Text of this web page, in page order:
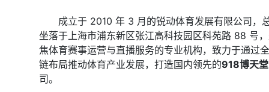
成立于 2010 年 3 月的锐动体育发展有限公司，
坐落于上海市浦东新区张江高科技园区科苑路 88 号
焦体育赛事运营与直播服务的专业机构，致力于通过
链布局推动体育产业发展，打造国内领先的918博天
司。